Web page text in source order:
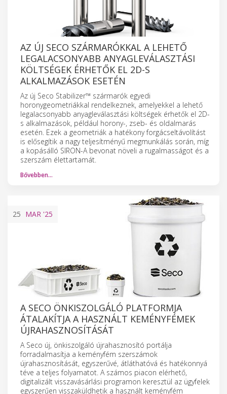
AZ ÚJ SECO SZÁRMARÓKKAL A LEHETŐ
LEGALACSONYABB ANYAGLEVÁLASZTÁSI
KÖLTSÉGEK ÉRHETŐK EL 2D-S
ALKALMAZÁSOK ESETÉN
Az új Seco Stabilizer™ szármarók egyedi
horonygeometriákkal rendelkeznek, amelyekkel a lehető
legalacsonyabb anyagleválasztási költségek érhetők el 2D-
s alkalmazások, például horony-, zseb- és oldalmarás
esetén. Ezek a geometriák a hatékony forgácseltávolítást
is elősegítik a nagy teljesítményű megmunkálás során, míg
a kopásálló SIRON-A bevonat növeli a rugalmasságot és a
szerszám élettartamát.
Bővebben…
25 MAR '25
A SECO ÖNKISZOLGÁLÓ PLATFORMJA
ÁTALAKÍTJA A HASZNÁLT KEMÉNYFÉMEK
ÚJRAHASZNOSÍTÁSÁT
A Seco új, önkiszolgáló újrahasznosító portálja
forradalmasítja a keményfém szerszámok
újrahasznosítását, egyszerűvé, átláthatóvá és hatékonnyá
téve a teljes folyamatot. A számos piacon elérhető,
digitalizált visszavásárlási programon keresztül az ügyfelek
egyszerűen visszaküldhetik a használt keményfém